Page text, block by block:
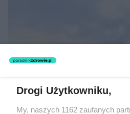
Drogi Użytkowniku,
My, naszych 1162 zaufanych